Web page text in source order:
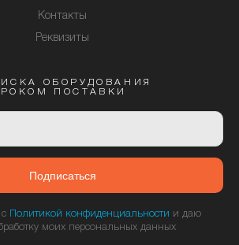
Контакты
Реквизиты
ОБОРУДОВАНИЯ
ПОСТАВКИ
Подписаться
Политикой конфиденциальности и даю
моих персональных данных